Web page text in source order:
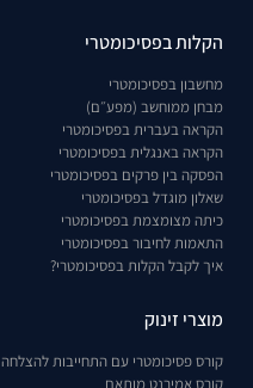
הקלות בפסיכומטרי
מחשבון בפסיכומטרי
מבחן ממוחשב (מפע״ם)
הקראה בעברית בפסיכומטרי
הקראה באנגלית בפסיכומטרי
הפסקה בין פרקים בפסיכומטרי
שאלון מוגדל בפסיכומטרי
כיתה מצומצמת בפסיכומטרי
התאמות לחיבור בפסיכומטרי
איך לקבל הקלות בפסיכומטרי?
מוצרי זינוק
קורס פסיכומטרי עם התחייבות להצלחה
קורס אמירנט מותאם